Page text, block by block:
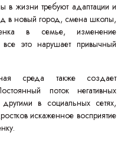
в жизни требуют адаптации и
в новый город, смена школы,
в семье, изменение
это нарушает привычный
среда также создает
поток негативных
в социальных сетях,
искаженное восприятие